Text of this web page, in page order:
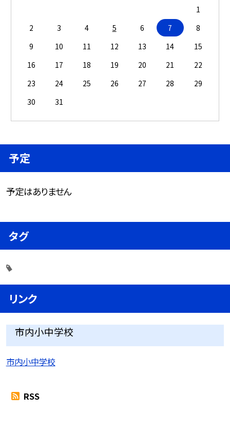
1
2
3 4 5 6 7
8
9
10 11 12 13 14
15
16
17 18 19 20 21
22
23
24 25 26 27 28
29
30
31
予定
予定はありません
タグ
リンク
市内小中学校
市内小中学校
RSS